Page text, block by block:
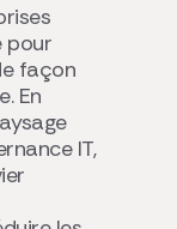
pour
façon
En
IT,